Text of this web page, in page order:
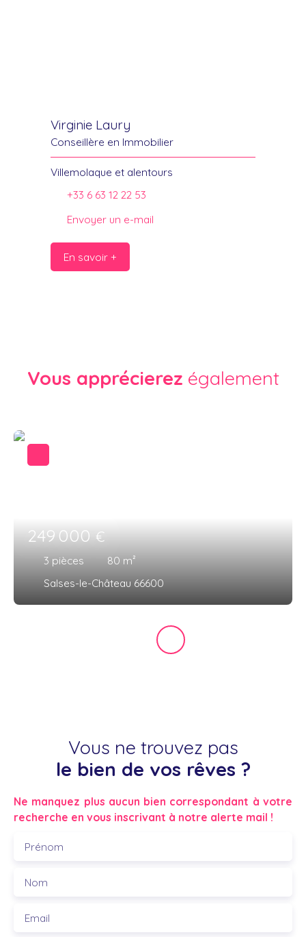
Virginie Laury
Conseillère en Immobilier
Villemolaque et alentours
+33 6 63 12 22 53
Envoyer un e-mail
En savoir +
Vous apprécierez également
249 000€
3 pièces 80 m²
Salses-le-Château 66600
Vous ne trouvez pas
le bien de vos rêves ?
Ne manquez plus aucun bien correspondant à votre
recherche en vous inscrivant à notre alerte mail !
Prénom
Nom
Email